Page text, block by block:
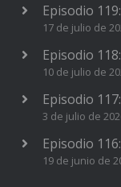
Episodio
17 de julio de
Episodio
10 de julio de
Episodio
3 de julio de
Episodio
19 de junio de